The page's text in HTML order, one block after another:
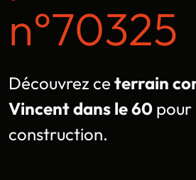
n°70325
Découvrez ce terrain
Vincent dans le 60 pour
construction.